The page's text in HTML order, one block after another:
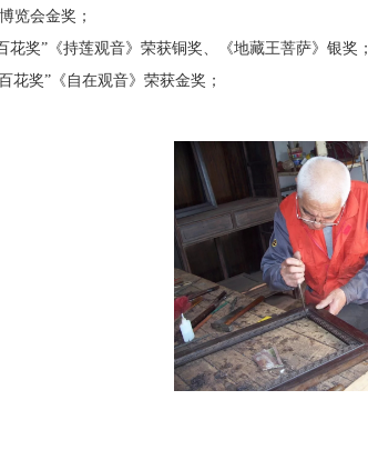
览会金奖；
奖”《持莲观音》荣获铜奖、《地藏王菩萨》银奖；
花奖”《自在观音》荣获金奖；